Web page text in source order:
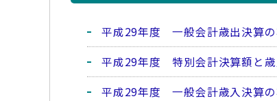
平成29年度 一般会計歳出決算の
平成29年度 特別会計決算額と歳
平成29年度 一般会計歳入決算の